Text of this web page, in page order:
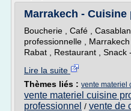
Marrakech -
Boucherie , Café ,
professionnelle , Marrakech
Rabat , Restaurant , Snack
Lire la suite
Thèmes liés : vente materiel
vente materiel cuisine
professionnel / vente de